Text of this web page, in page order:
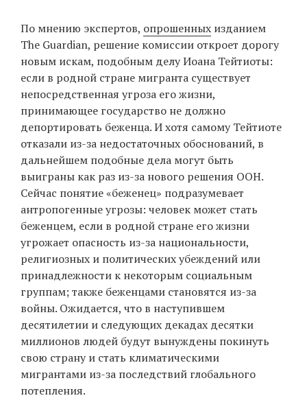
По мнению экспертов, опрошенных изданием
The Guardian, решение комиссии откроет дорогу
новым искам, подобным делу Иоана Тейтиоты:
если в родной стране мигранта существует
непосредственная угроза его жизни,
принимающее государство не должно
депортировать беженца. И хотя самому Тейтиоте
отказали из-за недостаточных обоснований, в
дальнейшем подобные дела могут быть
выиграны как раз из-за нового решения ООН.
Сейчас понятие «беженец» подразумевает
антропогенные угрозы: человек может стать
беженцем, если в родной стране его жизни
угрожает опасность из-за национальности,
религиозных и политических убеждений или
принадлежности к некоторым социальным
группам; также беженцами становятся из-за
войны. Ожидается, что в наступившем
десятилетии и следующих декадах десятки
миллионов людей будут вынуждены покинуть
свою страну и стать климатическими
мигрантами из-за последствий глобального
потепления.